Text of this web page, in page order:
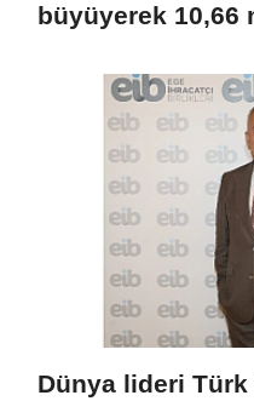
büyüyerek 10,66
Dünya lideri